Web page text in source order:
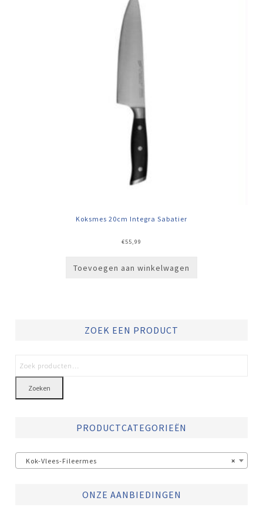
Koksmes 20cm Integra Sabatier
€55,99
Toevoegen aan winkelwagen
ZOEK EEN PRODUCT
Zoeken
PRODUCTCATEGORIEËN
×
Kok-Vlees-Fileermes
ONZE AANBIEDINGEN